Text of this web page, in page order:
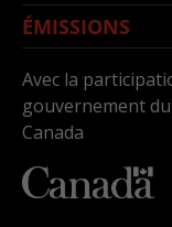
ÉMISSIONS
Avec la
gouvernement du
Canada